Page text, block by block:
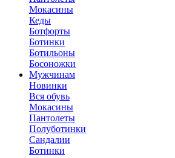
Мокасины
Кеды
Ботфорты
Ботинки
Ботильоны
Босоножки
Мужчинам
Новинки
Вся обувь
Мокасины
Пантолеты
Полуботинки
Сандалии
Ботинки